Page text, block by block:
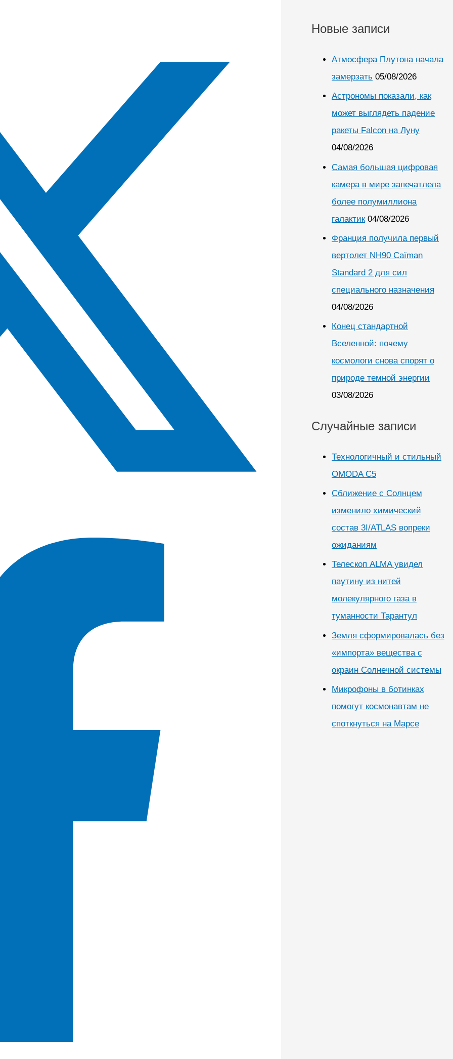
Новые записи
Атмосфера Плутона начала
замерзать 05/08/2026
Астрономы показали, как
может выглядеть падение
ракеты Falcon на Луну
04/08/2026
Самая большая цифровая
камера в мире запечатлела
более полумиллиона
галактик 04/08/2026
Франция получила первый
вертолет NH90 Caïman
Standard 2 для сил
специального назначения
04/08/2026
Конец стандартной
Вселенной: почему
космологи снова спорят о
природе темной энергии
03/08/2026
Случайные записи
Технологичный и стильный
OMODA C5
Сближение с Солнцем
изменило химический
состав 3I/ATLAS вопреки
ожиданиям
Телескоп ALMA увидел
паутину из нитей
молекулярного газа в
туманности Тарантул
Земля сформировалась без
«импорта» вещества с
окраин Солнечной системы
Микрофоны в ботинках
помогут космонавтам не
споткнуться на Марсе